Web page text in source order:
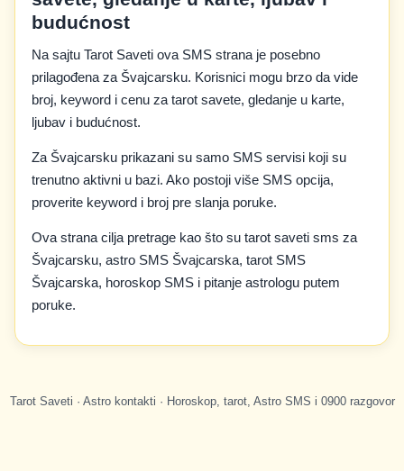
budućnost
Na sajtu Tarot Saveti ova SMS strana je posebno
prilagođena za Švajcarsku. Korisnici mogu brzo da vide
broj, keyword i cenu za tarot savete, gledanje u karte,
ljubav i budućnost.
Za Švajcarsku prikazani su samo SMS servisi koji su
trenutno aktivni u bazi. Ako postoji više SMS opcija,
proverite keyword i broj pre slanja poruke.
Ova strana cilja pretrage kao što su tarot saveti sms za
Švajcarsku, astro SMS Švajcarska, tarot SMS
Švajcarska, horoskop SMS i pitanje astrologu putem
poruke.
Tarot Saveti · Astro kontakti · Horoskop, tarot, Astro SMS i 0900 razgovor